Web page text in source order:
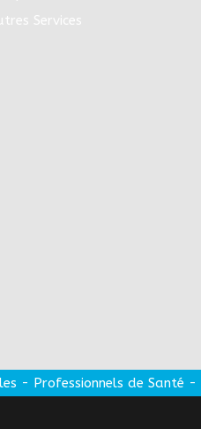
Services
- Professionnels de Santé -